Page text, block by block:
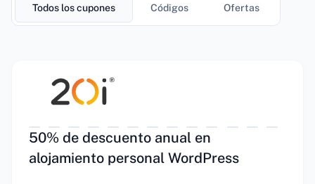
Todos los cupones Códigos Ofertas
50% de descuento anual en
alojamiento personal WordPress